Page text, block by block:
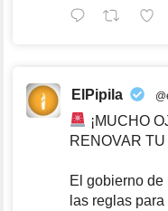
ElPipila
¡MUCHO
RENOVAR
El gobierno
las reglas